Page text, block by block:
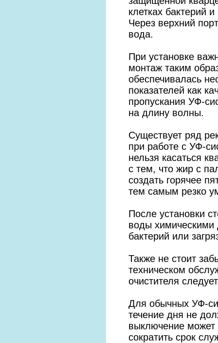
клетках бактерий
Через верхний
вода.
При установке
монтаж таким
обеспечивалась
показателей как
пропускания УФ-
на длину волны.
Существует ряд
при работе с УФ-
нельзя касаться
с тем, что жир с
создать горячее
тем самым резко
После установки
воды
бактерий или
Также не стоит
техническом
очистителя
Для обычных УФ-
течение дня не
выключение может
сократить срок